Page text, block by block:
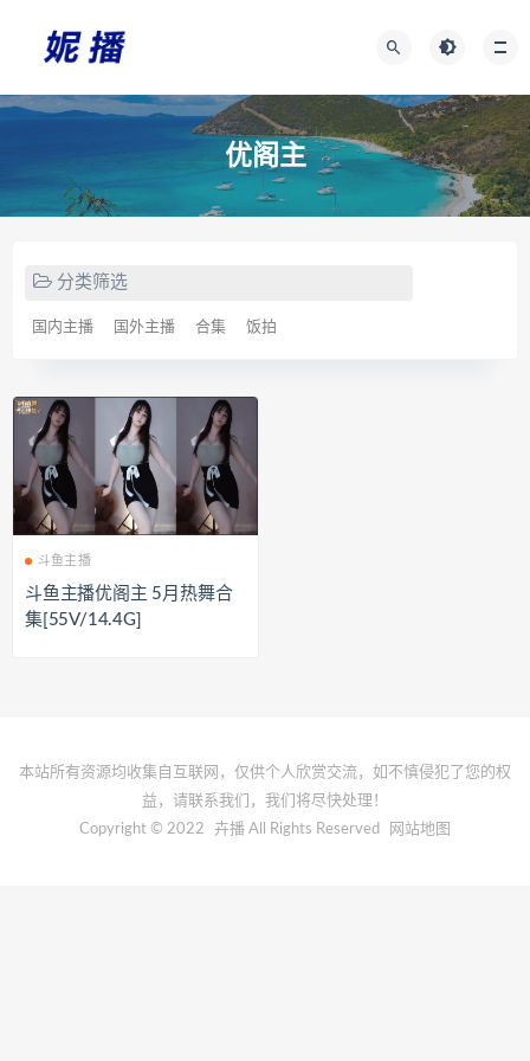
优阁主
分类筛选
国内主播 国外主播 合集 饭拍
斗鱼主播
斗鱼主播优阁主 5月热舞合
集[55V/14.4G]
本站所有资源均收集自互联网，仅供个人欣赏交流，如不慎侵犯了您的权
益，请联系我们，我们将尽快处理！
Copyright © 2022
卉播 All Rights Reserved 网站地图